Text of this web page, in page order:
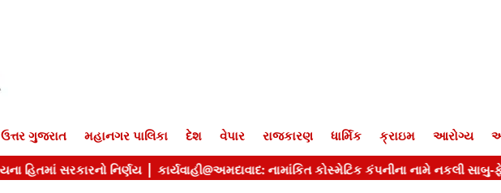
ઉત્તર ગુજરાત મહાનગર પાલિકા દેશ વેપાર રાજકારણ ધાર્મિક ક્રાઇમ આરોગ્ય